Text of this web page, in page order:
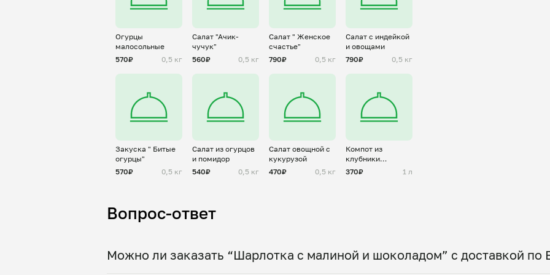
Огурцы
малосольные
570₽
0,5 кг
Салат "Ачик-
чучук"
560₽
0,5 кг
Салат " Женское
счастье"
790₽
0,5 кг
Салат с индейкой
и овощами
790₽
0,5 кг
Закуска " Битые
огурцы"
570₽
0,5 кг
Салат из огурцов
и помидор
540₽
0,5 кг
Салат овощной с
кукурузой
470₽
0,5 кг
Компот из
клубники
большой
370₽ 1 л
Вопрос-ответ
Можно ли заказать “Шарлотка с малиной и шоколадом” с доставкой по